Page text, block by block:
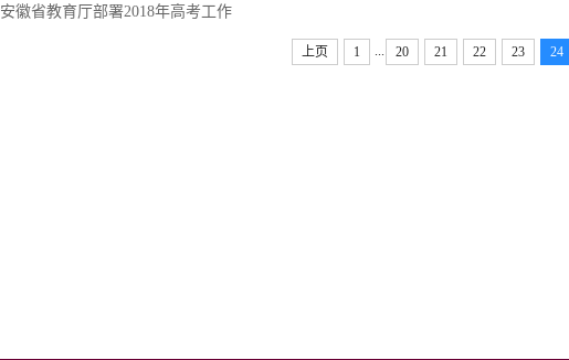
安徽省教育厅部署2018年高考工作
上页 1 20 21 22 23 24